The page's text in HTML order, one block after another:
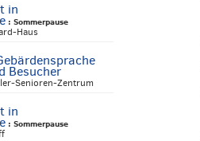
in
: Sommerpause
Haus
Besucher
Senioren-Zentrum
in
: Sommerpause